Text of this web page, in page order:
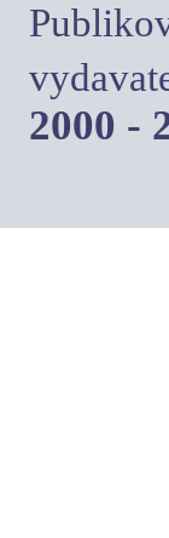
2000 -